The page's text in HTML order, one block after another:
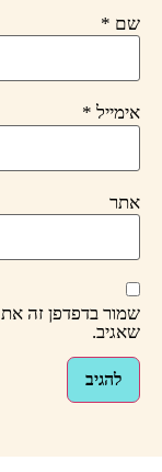
שם *
אימייל*
אתר
שמור בדפדפן זה
שאגיב.